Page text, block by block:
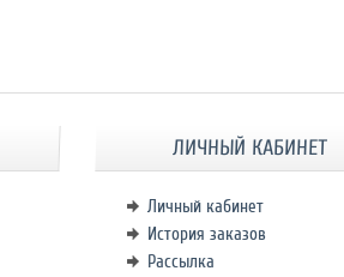
ЛИЧНЫЙ КАБИНЕТ
Личный кабинет
История заказов
Рассылка